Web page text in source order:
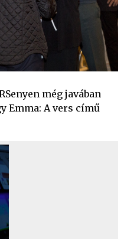
még javában
Emma: A vers című